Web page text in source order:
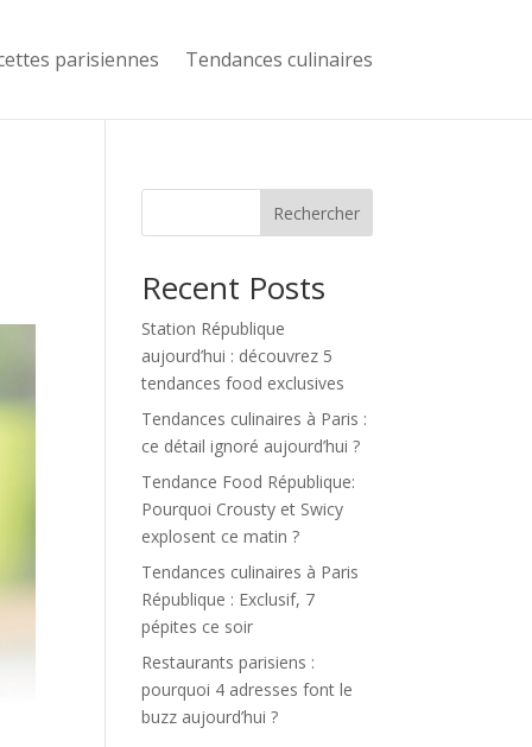
parisiennes Tendances culinaires
Rechercher
Recent Posts
Station République
aujourd’hui : découvrez 5
tendances food exclusives
Tendances culinaires à Paris :
ce détail ignoré aujourd’hui ?
Tendance Food République:
Pourquoi Crousty et Swicy
explosent ce matin ?
Tendances culinaires à Paris
République : Exclusif, 7
pépites ce soir
Restaurants parisiens :
pourquoi 4 adresses font le
buzz aujourd’hui ?